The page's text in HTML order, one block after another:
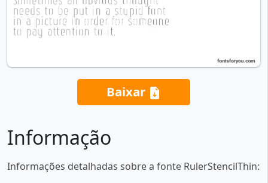
Baixar
Informação
Informações detalhadas sobre a fonte RulerStencilThin: